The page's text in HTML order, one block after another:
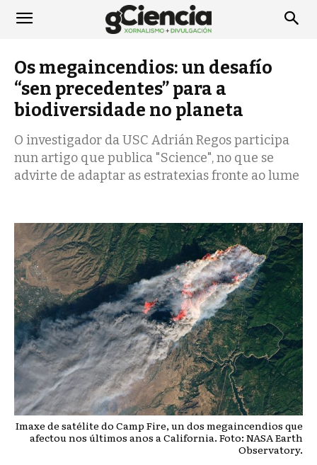
Os megaincendios: un desafío
“sen precedentes” para a
biodiversidade no planeta
O investigador da USC Adrián Regos participa
nun artigo que publica "Science", no que se
advirte de adaptar as estratexias fronte ao lume
Imaxe de satélite do Camp Fire, un dos megaincendios que
afectou nos últimos anos a California. Foto: NASA Earth
Observatory.